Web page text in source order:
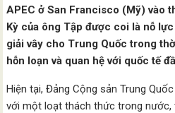
APEC ở San Francisco (Mỹ) vào
Kỳ của ông Tập được coi là nỗ
giải vây cho Trung Quốc trong
hỗn loạn và quan hệ với quốc tế
Hiện tại, Đảng Cộng sản Trung
với một loạt thách thức trong nước,